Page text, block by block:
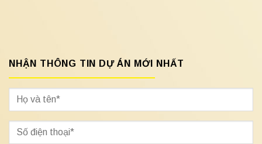
NHẬN THÔNG TIN DỰ ÁN MỚI NHẤT